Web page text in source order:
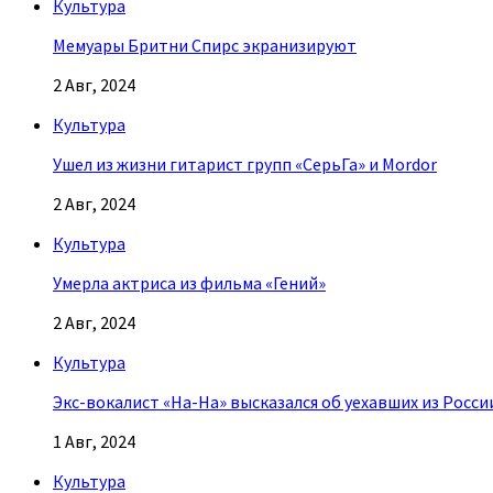
Культура
Мемуары Бритни Спирс экранизируют
2 Авг, 2024
Культура
Ушел из жизни гитарист групп «СерьГа» и Mordor
2 Авг, 2024
Культура
Умерла актриса из фильма «Гений»
2 Авг, 2024
Культура
Экс-вокалист «На-На» высказался об уехавших из
1 Авг, 2024
Культура